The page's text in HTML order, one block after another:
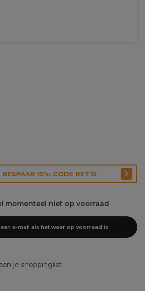
15%: CODE RET15
momenteel niet op voorraad
e-mail als het weer op voorraad is
je shoppinglist